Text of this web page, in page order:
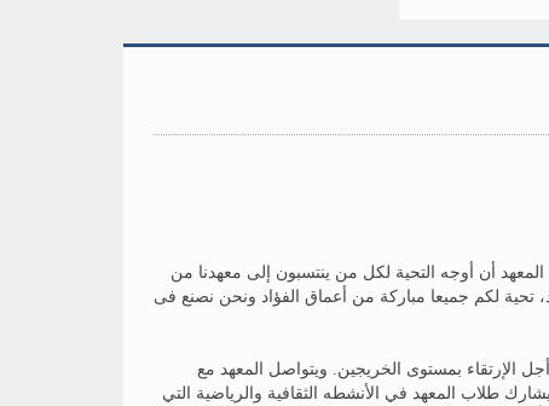
أن أوجه التحية لكل من ينتسبون إلى معهدنا من
تحية لكم جميعا مباركة من أعماق الفؤاد ونحن نصنع فى
الإرتقاء بمستوى الخريجين. ويتواصل المعهد مع
طلاب المعهد في الأنشطه الثقافية والرياضية التي